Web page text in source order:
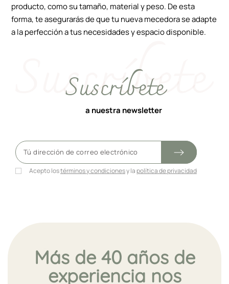
producto, como su tamaño, material y peso. De esta
forma, te asegurarás de que tu nueva mecedora se adapte
a la perfección a tus necesidades y espacio disponible.
Suscríbete
a nuestra newsletter
Acepto lostérminos y condicionesy la política de privacidad
Más de 40 años de
experiencia nos